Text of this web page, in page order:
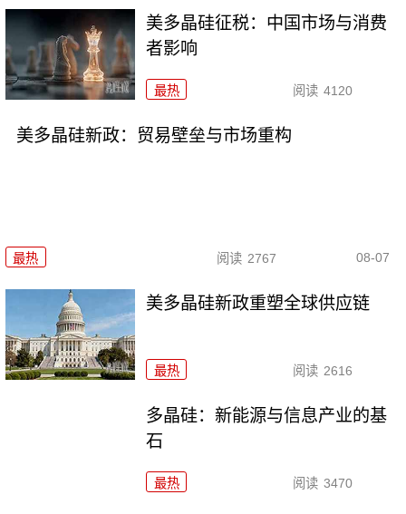
美多晶硅征税：中国市场与消费
者影响
最热 阅读 4120
美多晶硅新政：贸易壁垒与市场重构
最热 阅读 2767 08-07
美多晶硅新政重塑全球供应链
最热 阅读 2616
多晶硅：新能源与信息产业的基
石
最热 阅读 3470